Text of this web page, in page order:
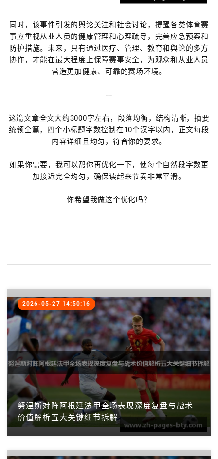
同时，该事件引发的舆论关注和社会讨论，提醒各类体育赛
事应重视从业人员的健康管理和心理疏导，完善应急预案和
防护措施。未来，只有通过医疗、管理、教育和舆论的多方
协作，才能在最大程度上保障赛事安全，为观众和从业人员
营造更加健康、可靠的赛场环境。
---
这篇文章全文大约3000字左右，段落均衡，结构清晰，摘要
统领全篇，四个小标题字数控制在10个汉字以内，正文每段
内容详细且均匀，符合你的要求。
如果你需要，我可以帮你再优化一下，使每个自然段字数更
加接近完全均匀，确保读起来节奏非常平滑。
你希望我做这个优化吗？
努涅斯对阵阿根廷法甲全场表现深度复盘与战术
价值解析五大关键细节拆解
2026-05-27 14:50:16